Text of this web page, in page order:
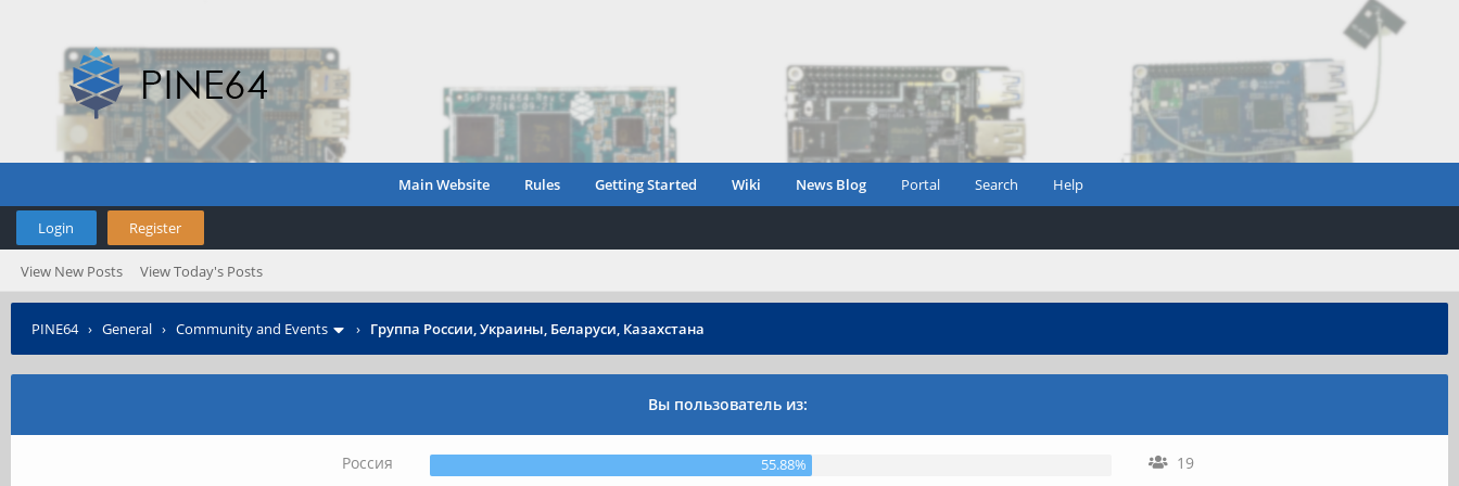
Main Website Rules Getting Started Wiki News Blog Portal Search Help
Login Register
View New Posts View Today's Posts
PINE64› General › Community and Events › Группа России, Украины, Беларуси, Казахстана
Вы пользователь из:
Россия 55.88% 19